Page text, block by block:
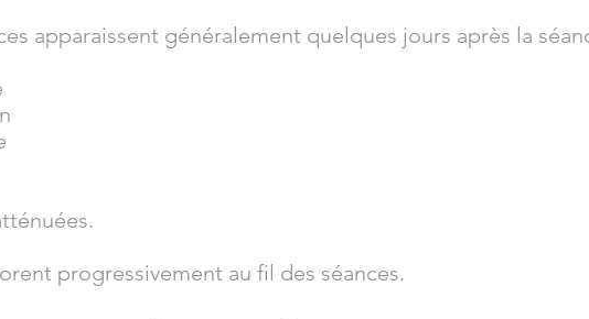
apparaissent généralement quelques jours après la
progressivement au fil des séances.